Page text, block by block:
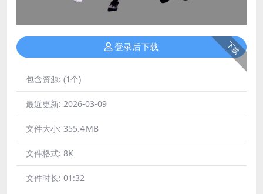
下载
登录后下载
包含资源: (1个)
最近更新: 2026-03-09
文件大小: 355.4 MB
文件格式: 8K
文件时长: 01:32